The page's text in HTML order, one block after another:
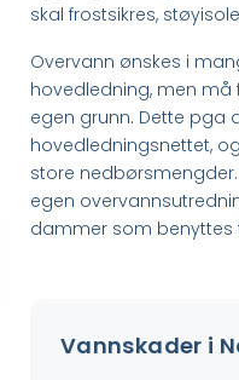
skal frostsikres,
Overvann ønskes i
hovedledning, men må
egen grunn. Dette pga
hovedledningsnettet,
store
egen
dammer som benyttes
Vannskader i